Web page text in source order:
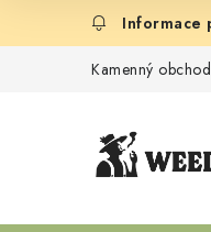
Kamenný obchod